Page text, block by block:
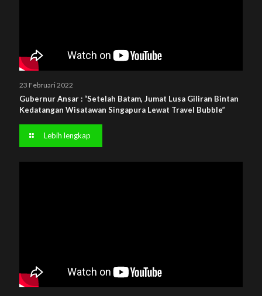
23 Februari 2022
Gubernur Ansar : “Setelah Batam, Jumat Lusa Giliran Bintan
Kedatangan Wisatawan Singapura Lewat Travel Bubble”
Lebih lengkap